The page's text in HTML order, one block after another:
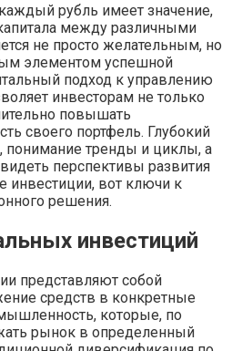
рубль имеет значение,
между различными
не просто желательным, но
элементом успешной
подход к управлению
инвесторам не только
повышать
своего портфель. Глубокий
понимание тренды и циклы, а
перспективы развития
инвестиции, вот ключи к
решения.
инвестиций
представляют собой
средств в конкретные
которые, по
рынок в определенный